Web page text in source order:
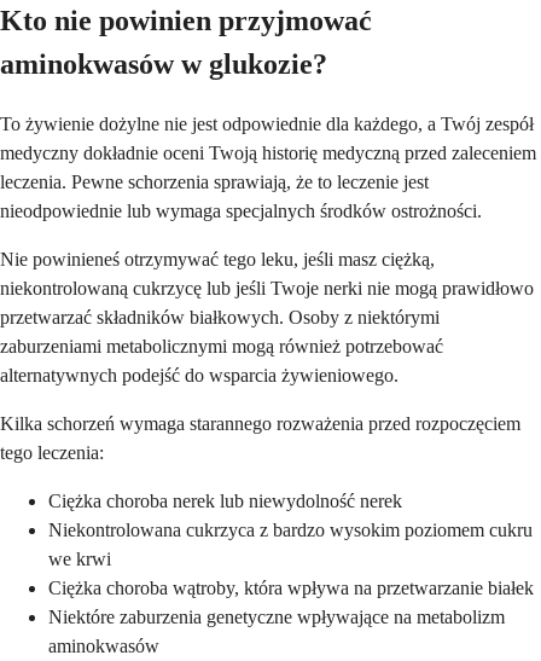
Kto nie powinien przyjmować
aminokwasów w glukozie?
To żywienie dożylne nie jest odpowiednie dla każdego, a Twój zespół
medyczny dokładnie oceni Twoją historię medyczną przed zaleceniem
leczenia. Pewne schorzenia sprawiają, że to leczenie jest
nieodpowiednie lub wymaga specjalnych środków ostrożności.
Nie powinieneś otrzymywać tego leku, jeśli masz ciężką,
niekontrolowaną cukrzycę lub jeśli Twoje nerki nie mogą prawidłowo
przetwarzać składników białkowych. Osoby z niektórymi
zaburzeniami metabolicznymi mogą również potrzebować
alternatywnych podejść do wsparcia żywieniowego.
Kilka schorzeń wymaga starannego rozważenia przed rozpoczęciem
tego leczenia:
Ciężka choroba nerek lub niewydolność nerek
Niekontrolowana cukrzyca z bardzo wysokim poziomem cukru
we krwi
Ciężka choroba wątroby, która wpływa na przetwarzanie białek
Niektóre zaburzenia genetyczne wpływające na metabolizm
aminokwasów